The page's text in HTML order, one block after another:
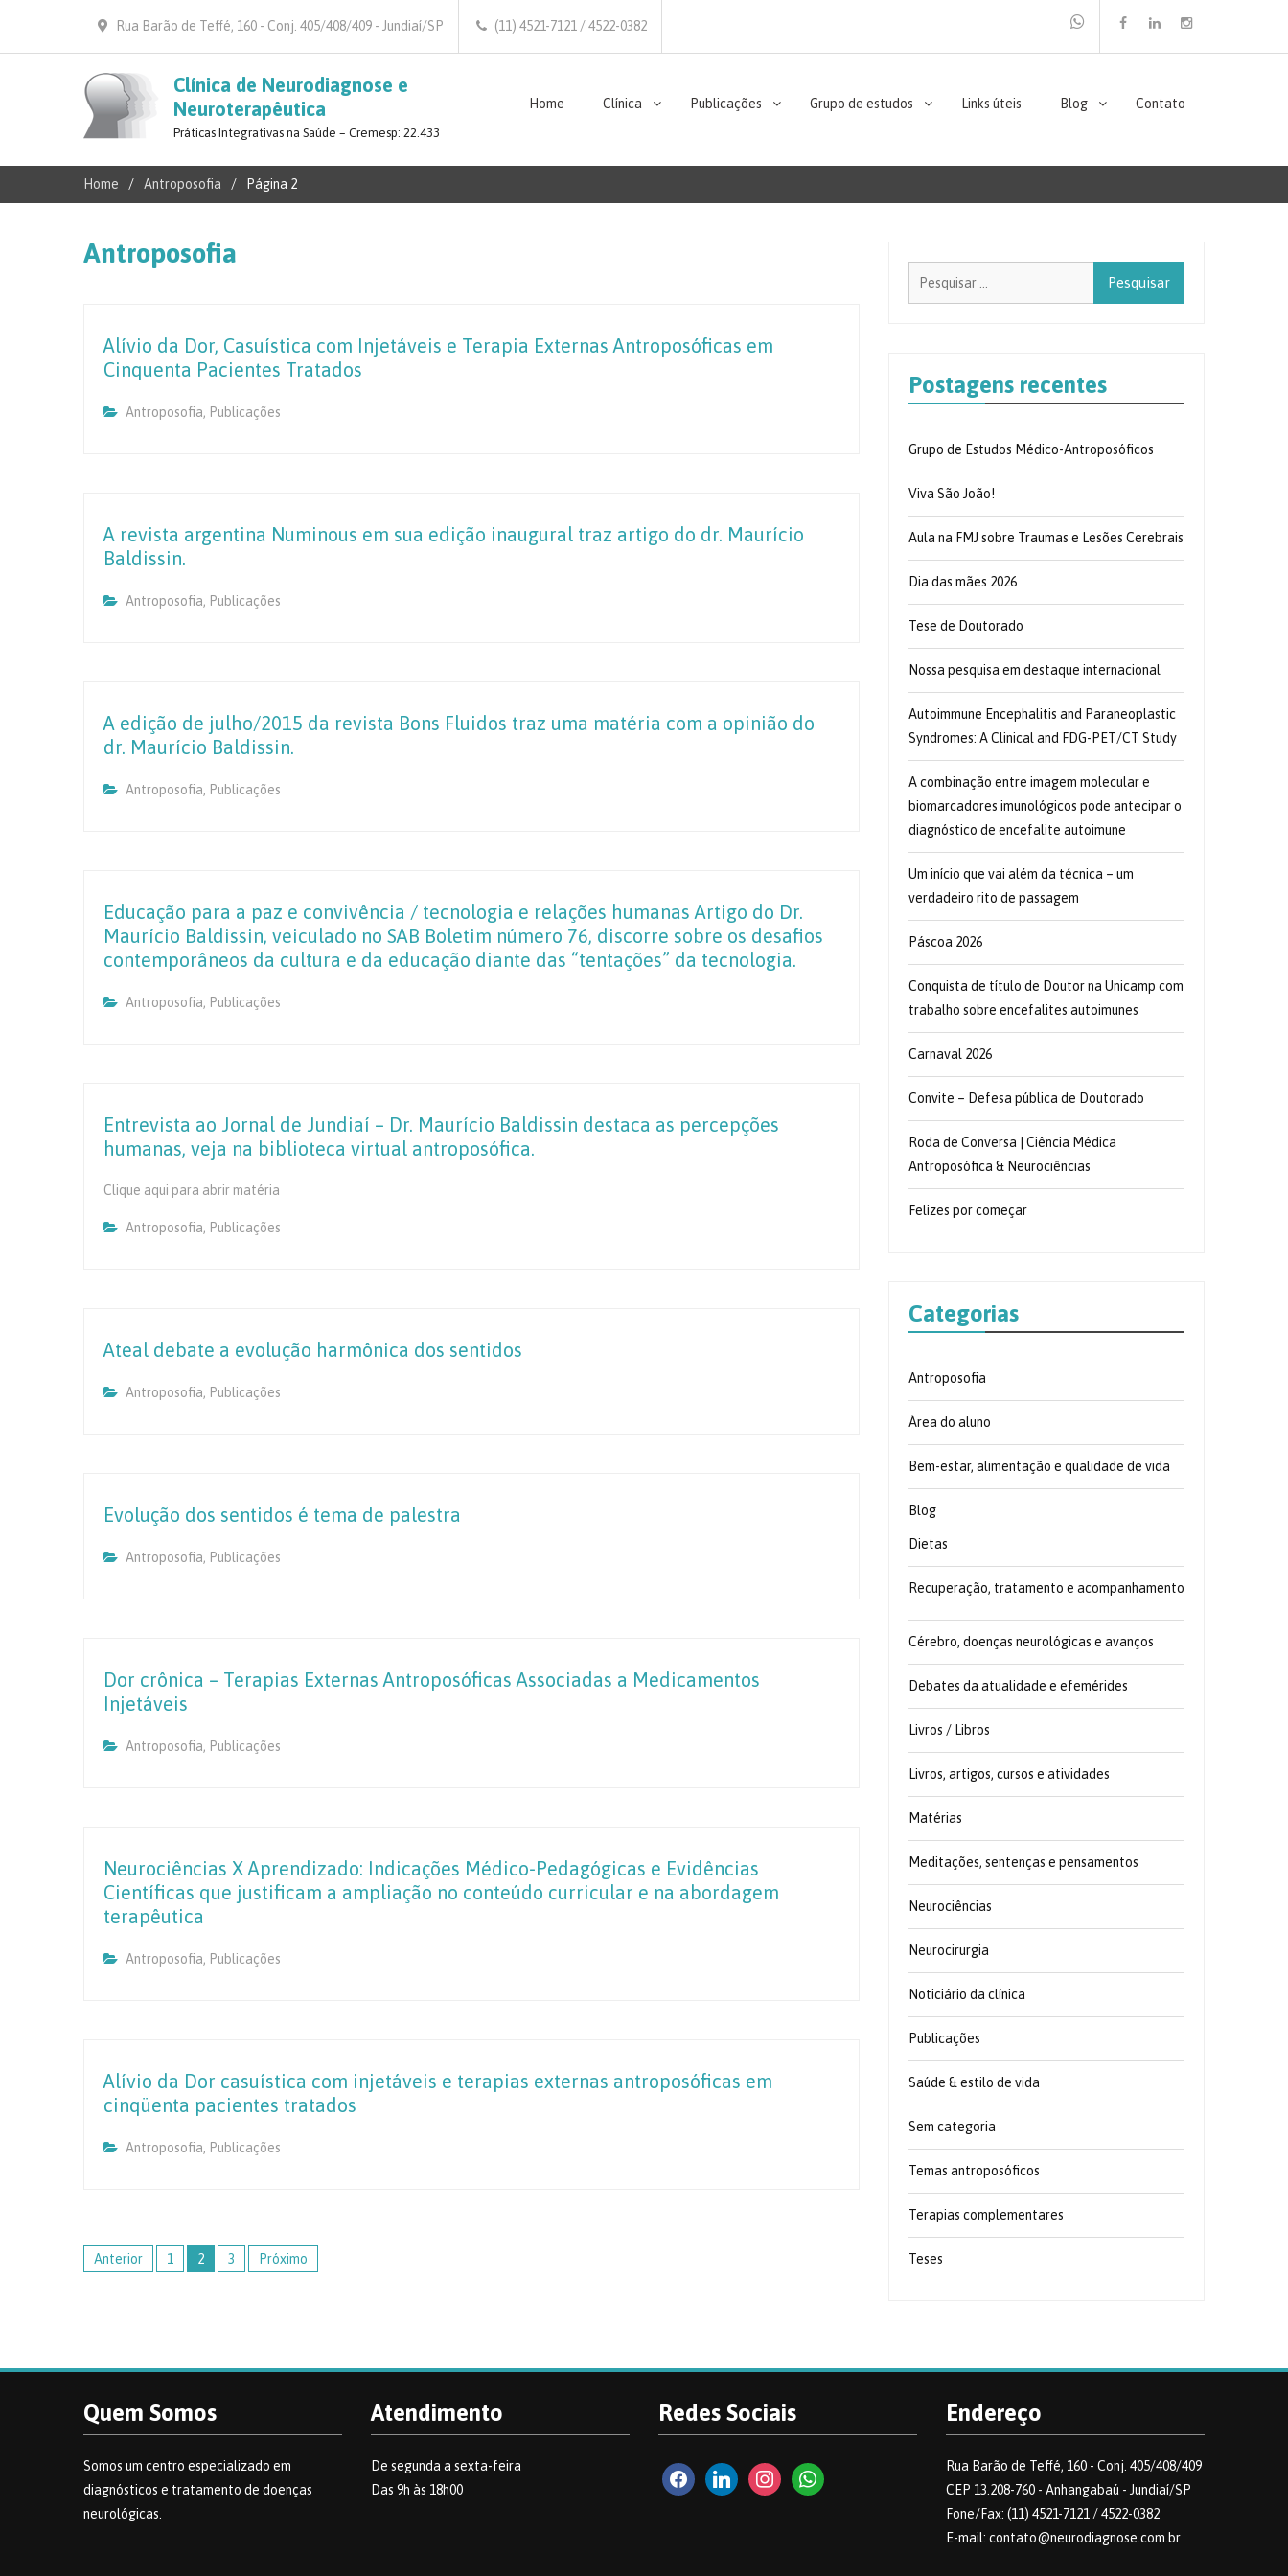
Rua Barão de Teffé, 160 - Conj. 405/408/409 - Jundiaí/SP
(11) 4521-7121 / 4522-0382
Clínica de Neurodiagnose e
Neuroterapêutica
Práticas Integrativas na Saúde – Cremesp: 22.433
Home Clínica Publicações Grupo de estudos Links úteis Blog Contato
Home Antroposofia Página 2
Antroposofia
Alívio da Dor, Casuística com Injetáveis e Terapia Externas Antroposóficas em
Cinquenta Pacientes Tratados
Antroposofia, Publicações
A revista argentina Numinous em sua edição inaugural traz artigo do dr. Maurício
Baldissin.
Antroposofia, Publicações
A edição de julho/2015 da revista Bons Fluidos traz uma matéria com a opinião do
dr. Maurício Baldissin.
Antroposofia, Publicações
Educação para a paz e convivência / tecnologia e relações humanas Artigo do Dr.
Maurício Baldissin, veiculado no SAB Boletim número 76, discorre sobre os desafios
contemporâneos da cultura e da educação diante das “tentações” da tecnologia.
Antroposofia, Publicações
Entrevista ao Jornal de Jundiaí – Dr. Maurício Baldissin destaca as percepções
humanas, veja na biblioteca virtual antroposófica.
Clique aqui para abrir matéria
Antroposofia, Publicações
Ateal debate a evolução harmônica dos sentidos
Antroposofia, Publicações
Evolução dos sentidos é tema de palestra
Antroposofia, Publicações
Dor crônica – Terapias Externas Antroposóficas Associadas a Medicamentos
Injetáveis
Antroposofia, Publicações
Neurociências X Aprendizado: Indicações Médico-Pedagógicas e Evidências
Científicas que justificam a ampliação no conteúdo curricular e na abordagem
terapêutica
Antroposofia, Publicações
Alívio da Dor casuística com injetáveis e terapias externas antroposóficas em
cinqüenta pacientes tratados
Antroposofia, Publicações
Paginação
de
Anterior 1 2 3 Próximo
Postagens recentes
Grupo de Estudos Médico-Antroposóficos
Viva São João!
Aula na FMJ sobre Traumas e Lesões Cerebrais
Dia das mães 2026
Tese de Doutorado
Nossa pesquisa em destaque internacional
Autoimmune Encephalitis and Paraneoplastic
Syndromes: A Clinical and FDG-PET/CT Study
A combinação entre imagem molecular e
biomarcadores imunológicos pode antecipar o
diagnóstico de encefalite autoimune
Um início que vai além da técnica – um
verdadeiro rito de passagem
Páscoa 2026
Conquista de título de Doutor na Unicamp com
trabalho sobre encefalites autoimunes
Carnaval 2026
Convite – Defesa pública de Doutorado
Roda de Conversa | Ciência Médica
Antroposófica & Neurociências
Felizes por começar
Categorias
Antroposofia
Área do aluno
Bem-estar, alimentação e qualidade de vida
Blog
Dietas
Recuperação, tratamento e acompanhamento
Cérebro, doenças neurológicas e avanços
Debates da atualidade e efemérides
Livros / Libros
Livros, artigos, cursos e atividades
Matérias
Meditações, sentenças e pensamentos
Neurociências
Neurocirurgia
Noticiário da clínica
Publicações
Saúde & estilo de vida
Sem categoria
Temas antroposóficos
Terapias complementares
Teses
Quem Somos
Somos um centro especializado em
diagnósticos e tratamento de doenças
neurológicas.
Atendimento
De segunda a sexta-feira
Das 9h às 18h00
Redes Sociais
facebook2linkedininstagramwhatsapp
Endereço
Rua Barão de Teffé, 160 - Conj. 405/408/409
CEP 13.208-760 - Anhangabaú - Jundiaí/SP
Fone/Fax: (11) 4521-7121 / 4522-0382
E-mail: contato@neurodiagnose.com.br